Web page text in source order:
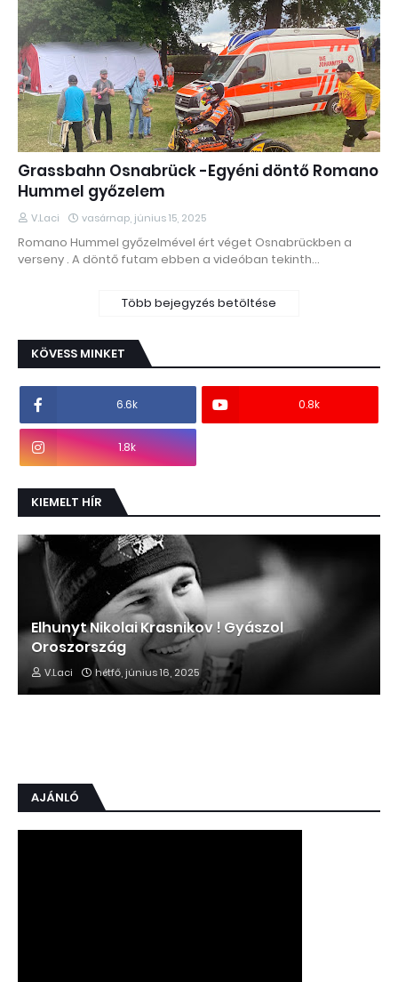
Grassbahn Osnabrück -Egyéni döntő Romano
Hummel győzelem
V.Laci vasárnap, június 15, 2025
Romano Hummel győzelmével ért véget Osnabrückben a
verseny . A döntő futam ebben a videóban tekinth…
Több bejegyzés betöltése
KÖVESS MINKET
6.6k 0.8k
1.8k
KIEMELT HÍR
Elhunyt Nikolai Krasnikov ! Gyászol
Oroszország
V.Laci hétfő, június 16, 2025
AJÁNLÓ